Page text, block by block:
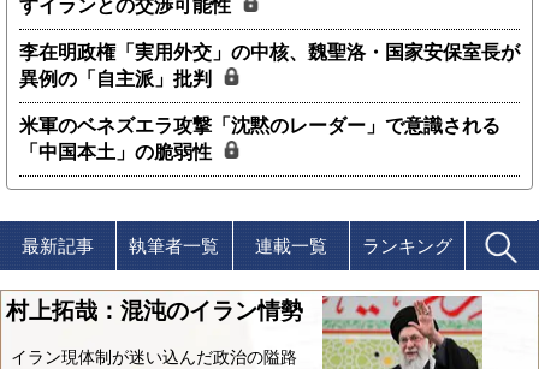
すイランとの交渉可能性
李在明政権「実用外交」の中核、魏聖洛・国家安保室長が
異例の「自主派」批判
米軍のベネズエラ攻撃「沈黙のレーダー」で意識される
「中国本土」の脆弱性
最新記事 執筆者一覧 連載一覧 ランキング
村上拓哉：混沌のイラン情勢
イラン現体制が迷い込んだ政治の隘路